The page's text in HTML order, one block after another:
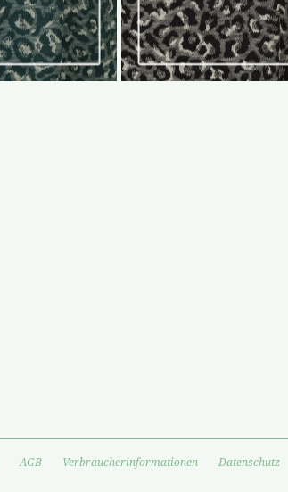
AGB Verbraucherinformationen Datenschutz